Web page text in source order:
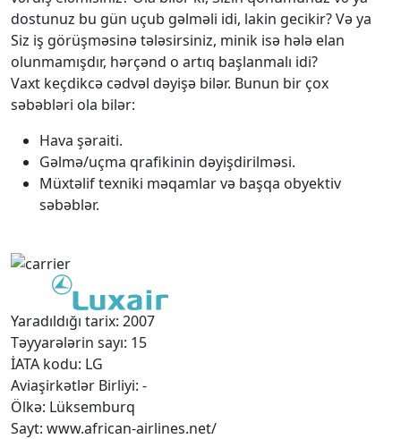
dostunuz bu gün uçub gəlməli idi, lakin gecikir? Və ya
Siz iş görüşməsinə tələsirsiniz, minik isə hələ elan
olunmamışdır, hərçənd o artıq başlanmalı idi?
Vaxt keçdikcə cədvəl dəyişə bilər. Bunun bir çox
səbəbləri ola bilər:
Hava şəraiti.
Gəlmə/uçma qrafikinin dəyişdirilməsi.
Müxtəlif texniki məqamlar və başqa obyektiv
səbəblər.
Yaradıldığı tarix: 2007
Təyyarələrin sayı: 15
İATA kodu: LG
Aviaşirkətlər Birliyi: -
Ölkə: Lüksemburq
Sayt: www.african-airlines.net/